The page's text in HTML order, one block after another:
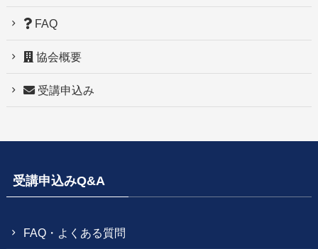
FAQ
協会概要
受講申込み
受講申込みQ&A
FAQ・よくある質問